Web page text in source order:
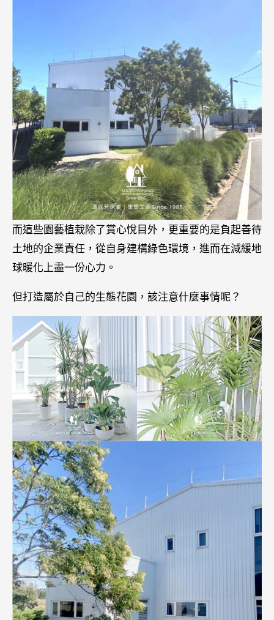
而這些園藝植栽除了賞心悅目外，更重要的是負起善待
土地的企業責任，從自身建構綠色環境，進而在減緩地
球暖化上盡一份心力。
但打造屬於自己的生態花園，該注意什麼事情呢？